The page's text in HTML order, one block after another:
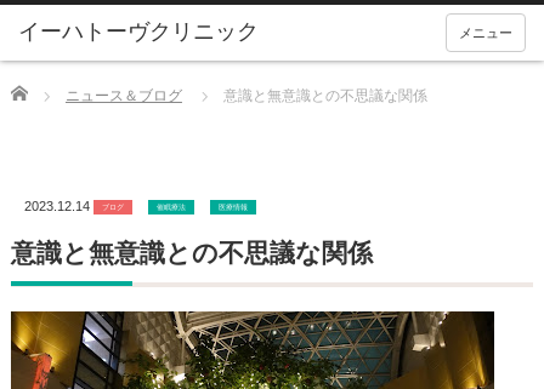
メニュー
Home ニュース＆ブログ 意識と無意識との不思議な関係
2023.12.14 ブログ 催眠療法 医療情報
意識と無意識との不思議な関係